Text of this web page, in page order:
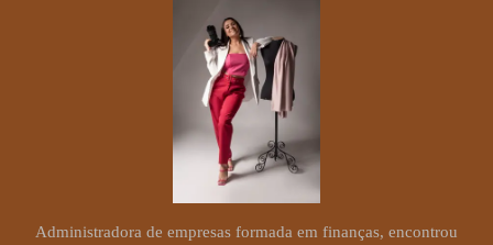
Administradora de empresas formada em finanças, encontrou